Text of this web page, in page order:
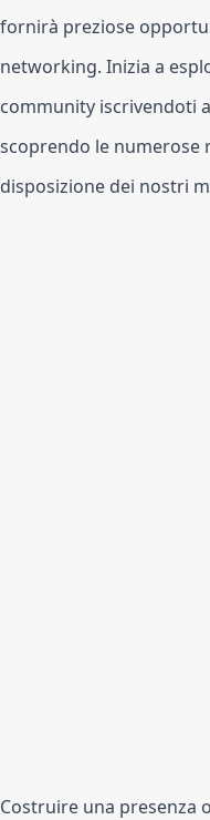
fornirà preziose
networking. Inizia a
community iscrivendoti
scoprendo le numerose
disposizione dei nostri
Costruire una presenza